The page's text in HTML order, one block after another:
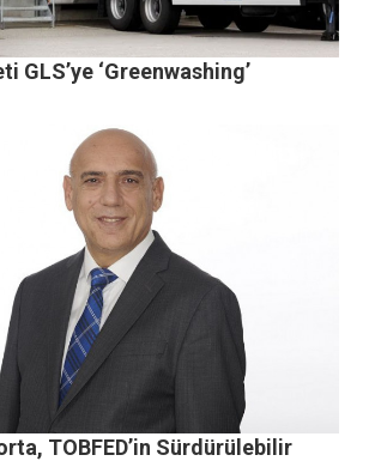
GLS’ye ‘Greenwashing’
TOBFED’in Sürdürülebilir